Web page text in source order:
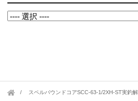
スペルバウンドコアSCC-63-1/2XH-ST実釣